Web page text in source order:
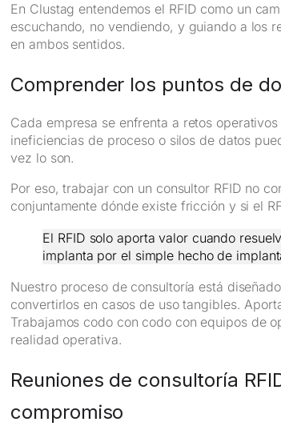
En Clustag entendemos el RFID como un
escuchando, no vendiendo, y guiando a los
en ambos sentidos.
Comprender los puntos de
Cada empresa se enfrenta a retos
ineficiencias de proceso o silos de datos
vez lo son.
Por eso, trabajar con un consultor RFID no
conjuntamente dónde existe fricción y si el
El RFID solo aporta valor cuando
implanta por el simple hecho de
Nuestro proceso de consultoría está
convertirlos en casos de uso tangibles.
Trabajamos codo con codo con equipos de
realidad operativa.
Reuniones de consultoría
compromiso